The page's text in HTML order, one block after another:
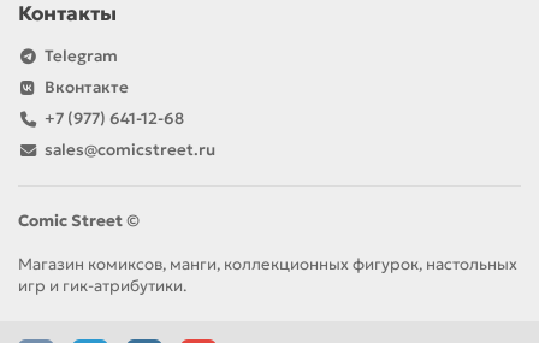
Контакты
Telegram
Вконтакте
+7 (977) 641-12-68
sales@comicstreet.ru
Comic Street ©
Магазин комиксов, манги, коллекционных фигурок, настольных
игр и гик-атрибутики.